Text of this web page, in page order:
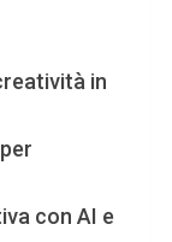
in
con AI e